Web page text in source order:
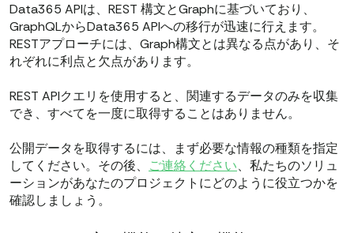
Data365 APIは、REST 構文とGraphに基づいており、
GraphQLからData365 APIへの移行が迅速に行えます。
RESTアプローチには、Graph構文とは異なる点があり、そ
れぞれに利点と欠点があります。
REST APIクエリを使用すると、関連するデータのみを収集
でき、すべてを一度に取得することはありません。
公開データを取得するには、まず必要な情報の種類を指定
してください。その後、 ご連絡ください、私たちのソリュ
ーションがあなたのプロジェクトにどのように役立つかを
確認しましょう。